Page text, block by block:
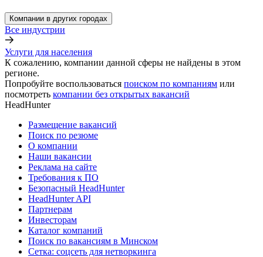
Компании в других городах
Все индустрии
Услуги для населения
К сожалению, компании данной сферы не найдены в этом
регионе.
Попробуйте воспользоваться поиском по компаниям или
посмотреть компании без открытых вакансий
HeadHunter
Размещение вакансий
Поиск по резюме
О компании
Наши вакансии
Реклама на сайте
Требования к ПО
Безопасный HeadHunter
HeadHunter API
Партнерам
Инвесторам
Каталог компаний
Поиск по вакансиям в Минском
Сетка: соцсеть для нетворкинга